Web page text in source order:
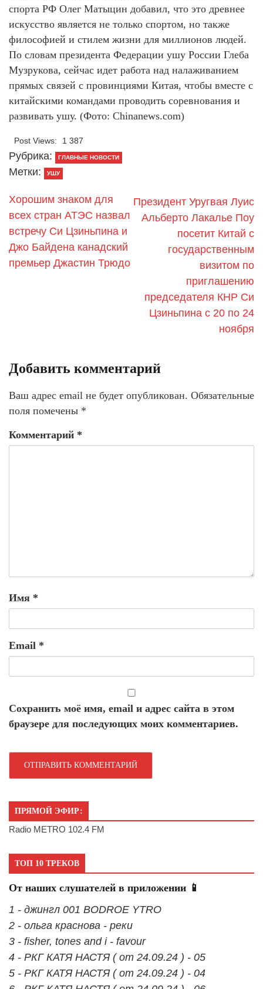
спорта РФ Олег Матыцин добавил, что это древнее
искусство является не только спортом, но также
философией и стилем жизни для миллионов людей.
По словам президента Федерации ушу России Глеба
Музрукова, сейчас идет работа над налаживанием
прямых связей с провинциями Китая, чтобы вместе с
китайскими командами проводить соревнования и
развивать ушу. (Фото: Chinanews.com)
Post Views: 1 387
Рубрика: ГЛАВНЫЕ НОВОСТИ
Метки: УШУ
Хорошим знаком для
всех стран АТЭС назвал
встречу Си Цзиньпина и
Джо Байдена канадский
премьер Джастин Трюдо
Президент Уругвая Луис
Альберто Лакалье Поу
посетит Китай с
государственным
визитом по
приглашению
председателя КНР Си
Цзиньпина с 20 по 24
ноября
Добавить комментарий
Ваш адрес email не будет опубликован. Обязательные
поля помечены *
Комментарий *
Имя *
Email *
Сохранить моё имя, email и адрес сайта в этом
браузере для последующих моих комментариев.
ПРЯМОЙ ЭФИР:
Radio METRO 102.4 FM
ТОП 10 ТРЕКОВ
От наших слушателей в приложении 📱
1 - джингл 001 BODROE YTRO
2 - ольга краснова - реки
3 - fisher, tones and i - favour
4 - РКГ КАТЯ НАСТЯ ( от 24.09.24 ) - 05
5 - РКГ КАТЯ НАСТЯ ( от 24.09.24 ) - 04